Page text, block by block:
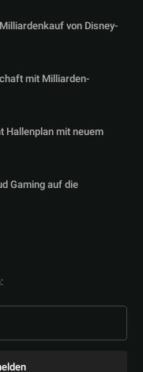
von Disney-
mit Milliarden-
Hallenplan mit neuem
Gaming auf die